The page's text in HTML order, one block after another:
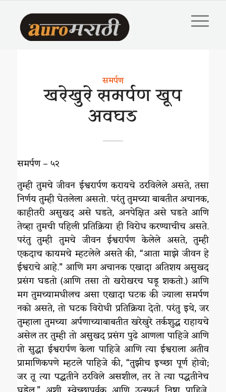
समर्पण
खरेखुरे समर्पण खूप
अवघड
समर्पण – ५२
तुम्ही तुमचे जीवन ईश्वरार्पण करायचे ठरविलेले असते, तसा
निर्णय तुम्ही घेतलेला असतो. परंतु तुमच्या बाबतीत अचानक,
काहीतरी असुखद असे घडते, अनपेक्षित असे घडते आणि
तेव्हा तुमची पहिली प्रतिक्रिया ही विरोध करण्याचीच असते.
परंतु तुम्ही तुमचे जीवन ईश्वरार्पण केलेले असते, तुम्ही
एकदाच कायमचे म्हटलेले असते की, “आता माझे जीवन हे
ईश्वराचे आहे.” आणि मग अचानक एखादा अतिशय असुखद
प्रसंग घडतो (आणि तसा तो खरोखरच घडू शकतो.) आणि
मग तुमच्यामधीलच असा एखादा घटक की ज्याला समर्पण
नको असते, तो घटक विरोधी प्रतिक्रिया देतो. परंतु इथे, जर
तुम्हाला तुमच्या अर्पणाच्याबाबतीत खरेखुरे तर्कशुद्ध राहायचे
असेल तर तुम्ही तो असुखद प्रसंग पुढे आणला पाहिजे आणि
तो सुद्धा ईश्वरार्पण केला पाहिजे आणि त्या ईश्वराला अतीव
प्रामाणिकपणे म्हटले पाहिजे की, “तुझीच इच्छा पूर्ण होवो;
जर तू त्या पद्धतीने ठरविले असशील, तर ते त्या पद्धतीनेच